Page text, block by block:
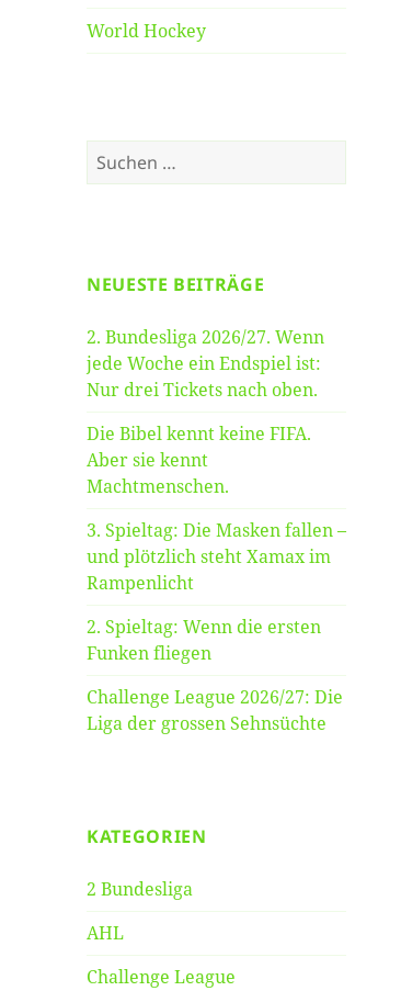
World Hockey
Suche
nach:
NEUESTE BEITRÄGE
2. Bundesliga 2026/27. Wenn
jede Woche ein Endspiel ist:
Nur drei Tickets nach oben.
Die Bibel kennt keine FIFA.
Aber sie kennt
Machtmenschen.
3. Spieltag: Die Masken fallen –
und plötzlich steht Xamax im
Rampenlicht
2. Spieltag: Wenn die ersten
Funken fliegen
Challenge League 2026/27: Die
Liga der grossen Sehnsüchte
KATEGORIEN
2 Bundesliga
AHL
Challenge League